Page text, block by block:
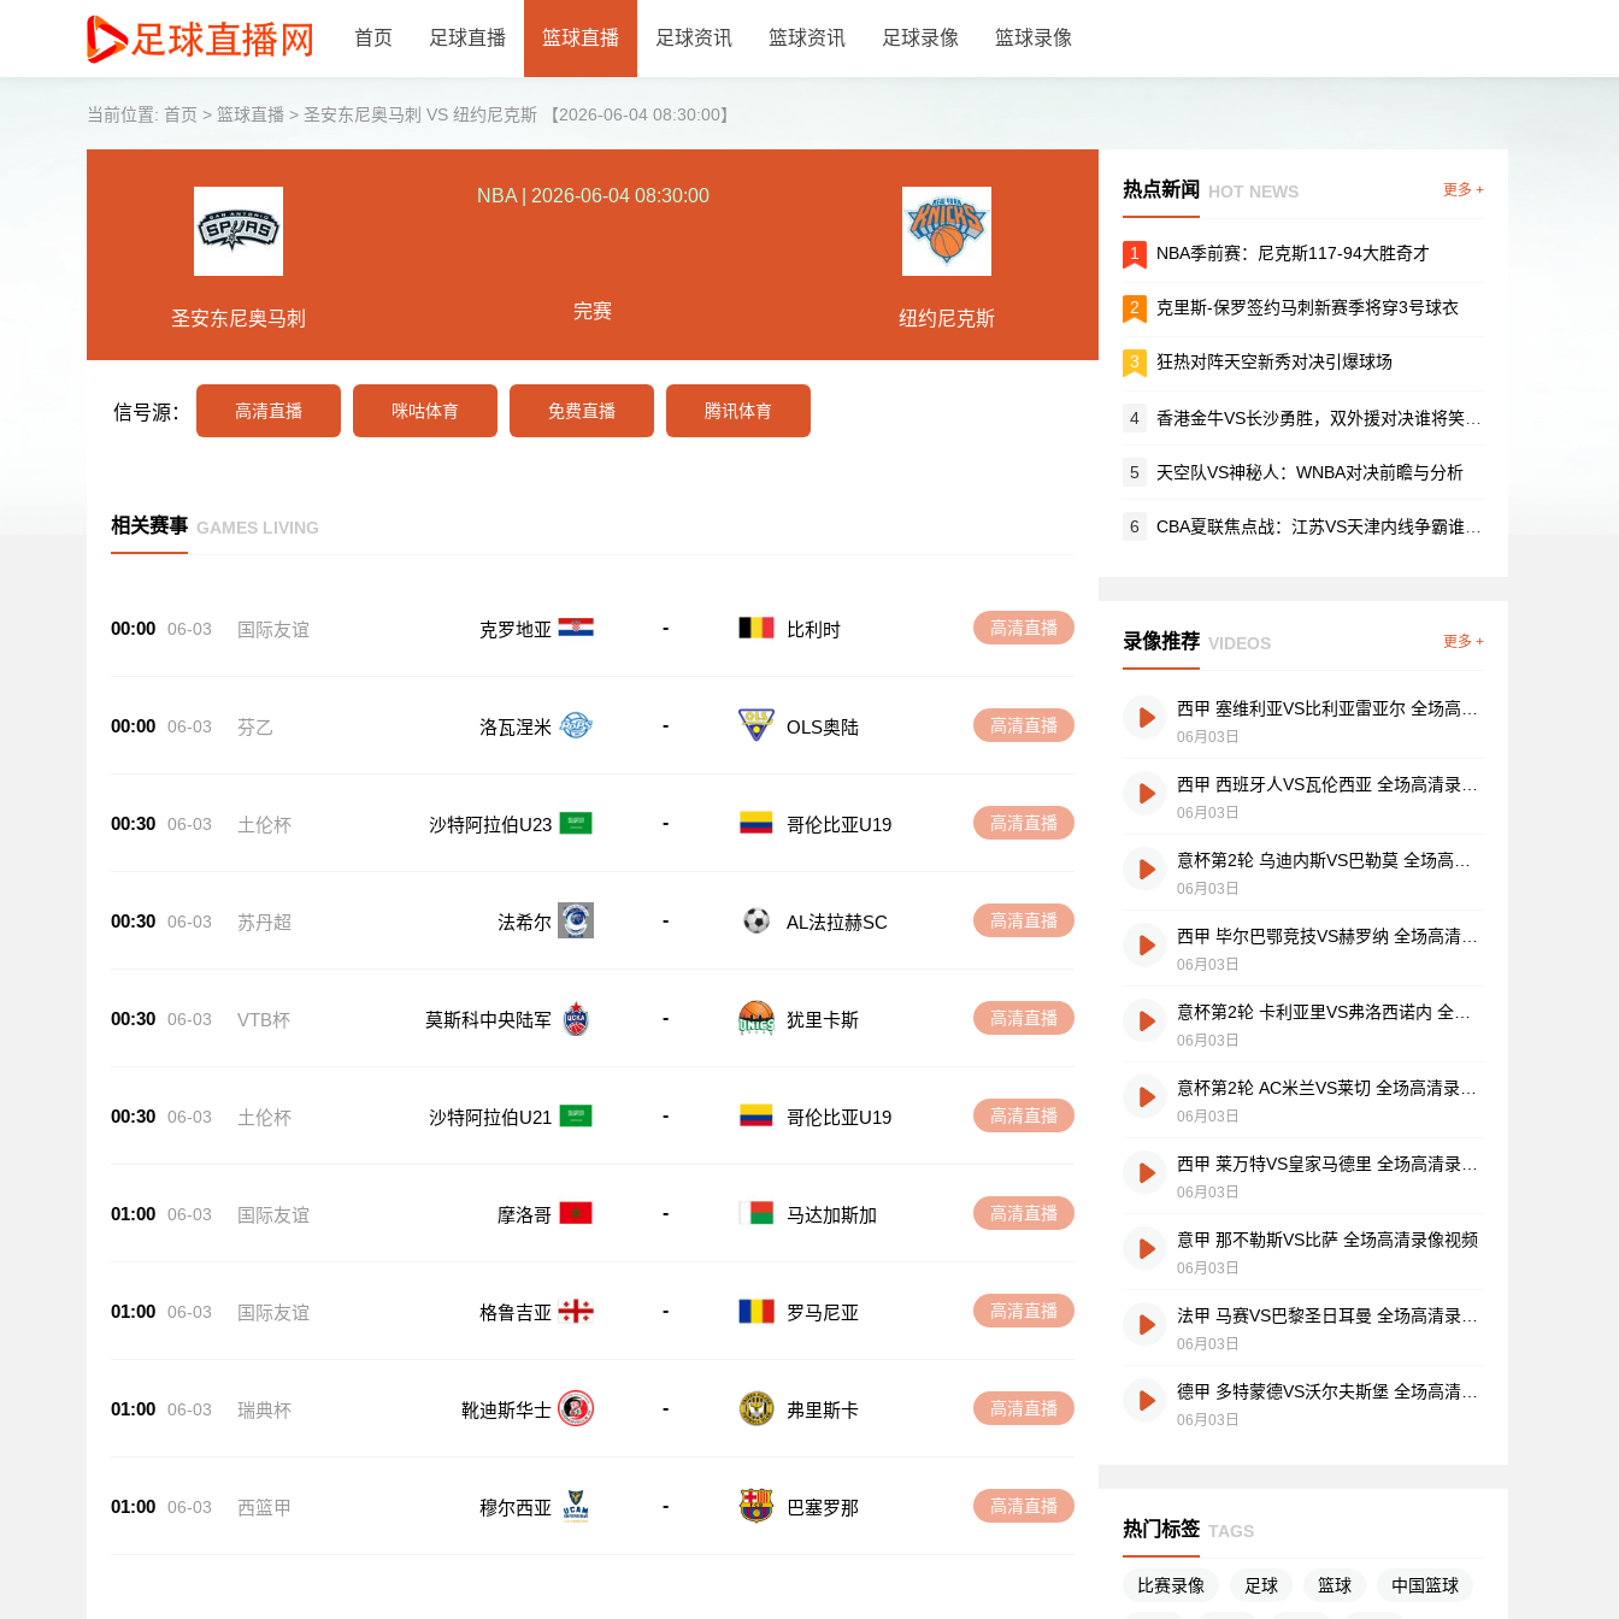
首页 足球直播 篮球直播 足球资讯 篮球资讯 足球录像 篮球录像
当前位置: 首页 > 篮球直播 > 圣安东尼奥马刺 VS 纽约尼克斯 【2026-06-04 08:30:00】
圣安东尼奥马刺
NBA 2026-06-04 08:30:00
完赛 纽约尼克斯
信号源： 高清直播 咪咕体育 免费直播 腾讯体育
相关赛事 GAMES LIVING
00:00 06-03 国际友谊 克罗地亚 - 比利时 高清直播
00:00 06-03 芬乙 洛瓦涅米 - OLS奥陆 高清直播
00:30 06-03 土伦杯 沙特阿拉伯U23 - 哥伦比亚U19 高清直播
00:30 06-03 苏丹超 法希尔 - AL法拉赫SC 高清直播
00:30 06-03 VTB杯 莫斯科中央陆军 - 犹里卡斯 高清直播
00:30 06-03 土伦杯 沙特阿拉伯U21 - 哥伦比亚U19 高清直播
01:00 06-03 国际友谊 摩洛哥 - 马达加斯加 高清直播
01:00 06-03 国际友谊 格鲁吉亚 - 罗马尼亚 高清直播
01:00 06-03 瑞典杯 靴迪斯华士 - 弗里斯卡 高清直播
01:00 06-03 西篮甲 穆尔西亚 - 巴塞罗那 高清直播
热点新闻 HOT NEWS 更多 +
1 NBA季前赛：尼克斯117-94大胜奇才
2 克里斯-保罗签约马刺新赛季将穿3号球衣
3 狂热对阵天空新秀对决引爆球场
4 香港金牛VS长沙勇胜，双外援对决谁将笑到最后？
5 天空队VS神秘人：WNBA对决前瞻与分析
6 CBA夏联焦点战：江苏VS天津内线争霸谁主沉浮？
录像推荐 VIDEOS 更多 +
06月03日
06月03日
06月03日
06月03日
06月03日
06月03日
06月03日
意甲 那不勒斯VS比萨 全场高清录像视频
06月03日
06月03日
06月03日
热门标签 TAGS
比赛录像 足球 篮球 中国篮球